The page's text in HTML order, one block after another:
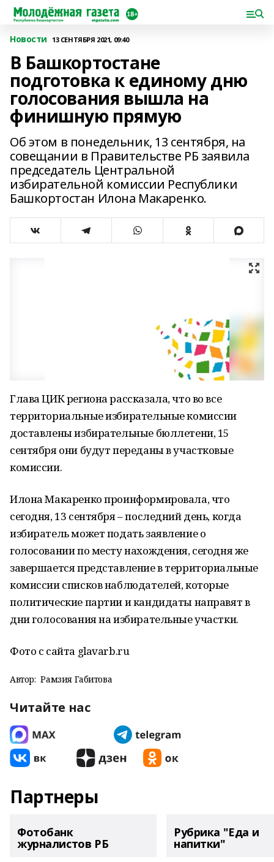
Новости 13 СЕНТЯБРЯ 2021, 09:40
В Башкортостане
подготовка к единому дню
голосования вышла на
финишную прямую
Об этом в понедельник, 13 сентября, на
совещании в Правительстве РБ заявила
председатель Центральной
избирательной комиссии Республики
Башкортостан Илона Макаренко.
Глава ЦИК региона рассказала, что во все
территориальные избирательные комиссии
доставлены избирательные бюллетени, 15
сентября они будут переданы в участковые
комиссии.
Илона Макаренко проинформировала, что
сегодня, 13 сентября – последний день, когда
избиратель может подать заявление о
голосовании по месту нахождения, сегодня же
завершается представление в территориальные
комиссии списков наблюдателей, которые
политические партии и кандидаты направят в
дни голосования на избирательные участки.
Фото с сайта glavarb.ru
Автор: Рамзия Габитова
Читайте нас
Партнеры
Фотобанк
журналистов РБ
Рубрика "Еда и
напитки"